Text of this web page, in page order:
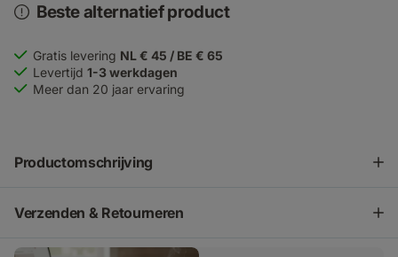
Beste alternatief product
Gratis levering NL € 45 / BE € 65
Levertijd 1-3 werkdagen
Meer dan 20 jaar ervaring
Productomschrijving
Verzenden & Retourneren